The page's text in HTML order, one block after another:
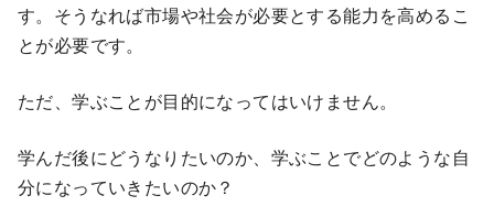
す。そうなれば市場や社会が必要とする能力を高めるこ
とが必要です。
ただ、学ぶことが目的になってはいけません。
学んだ後にどうなりたいのか、学ぶことでどのような自
分になっていきたいのか？